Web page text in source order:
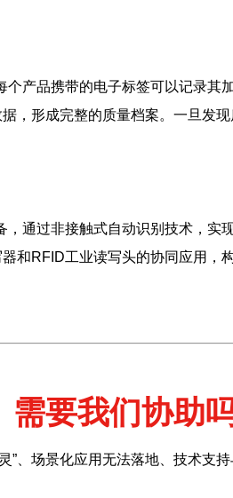
产品携带的电子标签可以记录其
，形成完整的质量档案。一旦发
通过非接触式自动识别技术，实
和RFID工业读写头的协同应用，
需要我们协助
”、场景化应用无法落地、技术支